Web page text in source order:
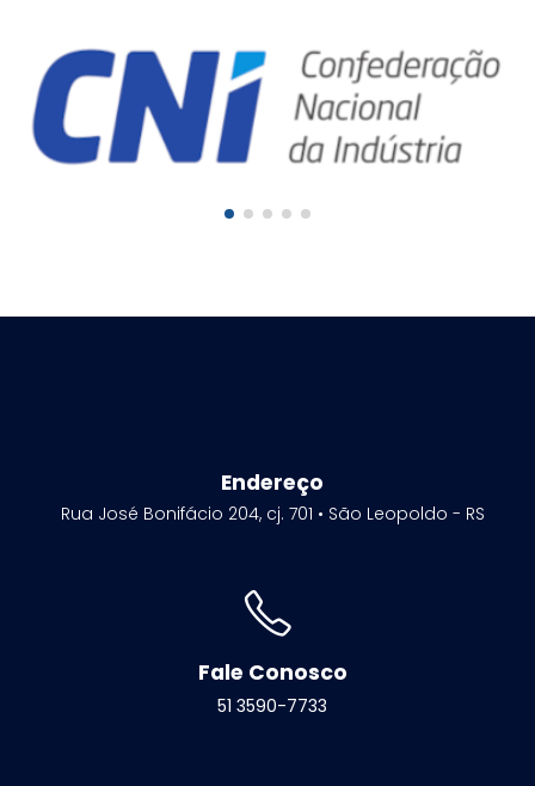
Endereço
Rua José Bonifácio 204, cj. 701 • São Leopoldo - RS
Fale Conosco
51 3590-7733